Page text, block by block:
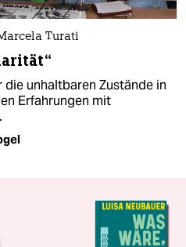
Turati
unhaltbaren Zustände in
Erfahrungen mit